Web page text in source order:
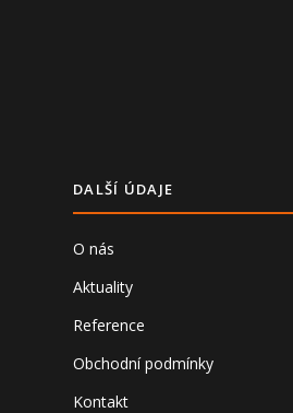
DALŠÍ ÚDAJE
O nás
Aktuality
Reference
Obchodní podmínky
Kontakt